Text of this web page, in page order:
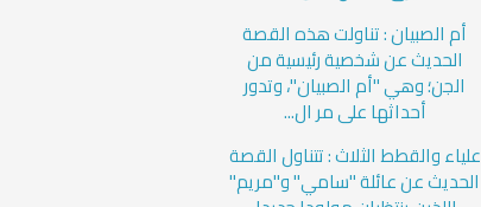
أم الصبيان : تناولت هذه القصة
الحديث عن شخصية رئيسية من
الجن؛ وهي "أم الصبيان"، وتدور
أحداثها على مر ال...
علياء والقطط الثلاث : تتناول القصة
الحديث عن عائلة "سامي" و"مريم"